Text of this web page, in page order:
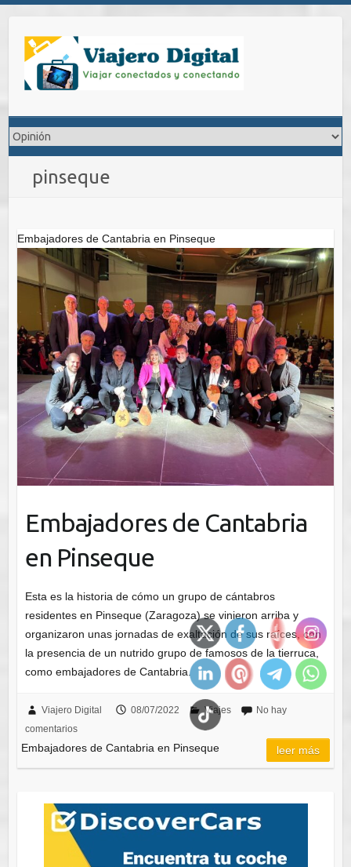
contenido
pinseque
Embajadores de Cantabria en Pinseque
Embajadores de Cantabria
en Pinseque
Esta es la historia de cómo un grupo de cántabros
residentes en Pinseque (Zaragoza) se vinieron arriba y
organizaron unas jornadas de exaltación de sus raíces, con
la presencia de un nutrido grupo de famosos de la tierruca,
como embajadores de Cantabria.
Viajero Digital 08/07/2022 Viajes
No hay
comentarios
Embajadores de Cantabria en Pinseque leer más